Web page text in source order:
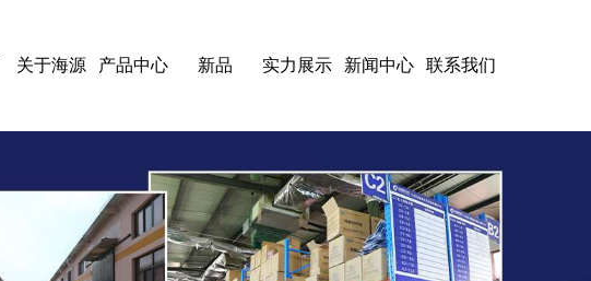
关于海源 产品中心 新品 实力展示 新闻中心 联系我们